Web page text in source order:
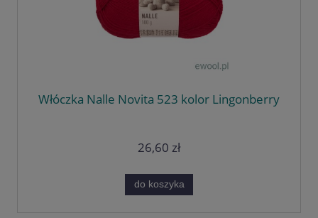
Włóczka Nalle Novita 523 kolor Lingonberry
26,60 zł
do koszyka